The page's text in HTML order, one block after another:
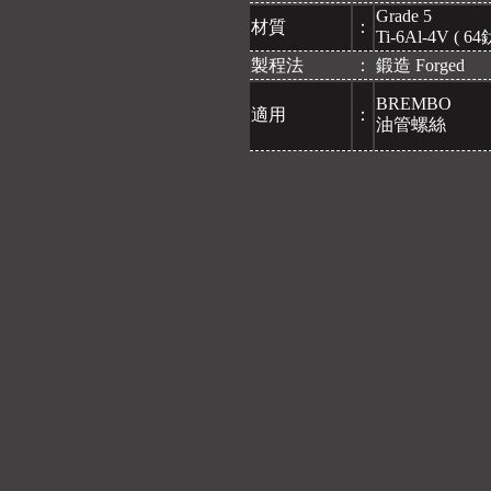
材質 ：
Grade 5
Ti-6Al-4V ( 64
製程法
： 鍛造 Forged
適用 ：
BREMBO
油管螺絲